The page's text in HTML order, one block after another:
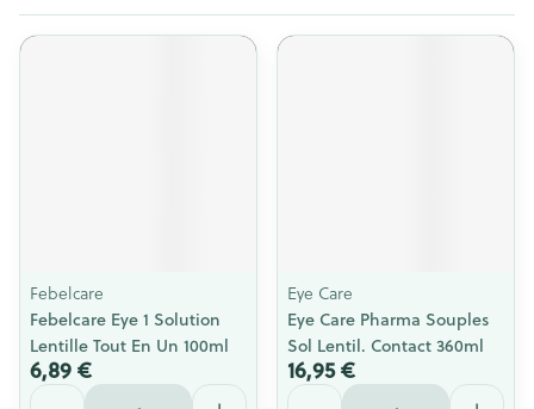
Febelcare
Febelcare Eye 1 Solution
Lentille Tout En Un 100ml
6,89 €
Quantité
Eye Care
Eye Care Pharma Souples
Sol Lentil. Contact 360ml
16,95 €
Quantité